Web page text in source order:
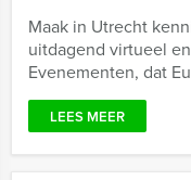
Maak in Utrecht
uitdagend virtueel
Evenementen, dat
LEES MEER